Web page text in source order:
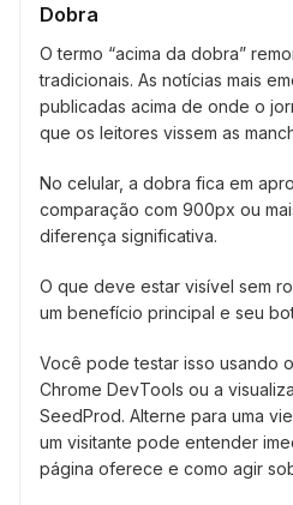
Dobra
O termo “acima da dobra”
tradicionais. As notícias mais
publicadas acima de onde o
que os leitores vissem as
No celular, a dobra fica em
comparação com 900px ou
diferença significativa.
O que deve estar visível sem
um benefício principal e seu
Você pode testar isso usando
Chrome DevTools ou a
SeedProd. Alterne para uma
um visitante pode entender
página oferece e como agir